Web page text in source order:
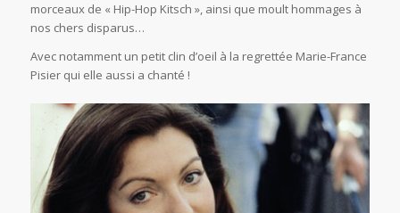
morceaux de « Hip-Hop Kitsch », ainsi que moult hommages à
nos chers disparus…
Avec notamment un petit clin d’oeil à la regrettée Marie-France
Pisier qui elle aussi a chanté !